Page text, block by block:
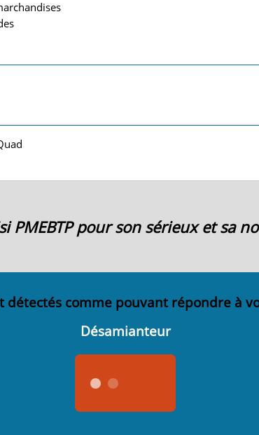
PMEBTP pour son sérieux et sa
détectés comme pouvant répondre à
Désamianteur